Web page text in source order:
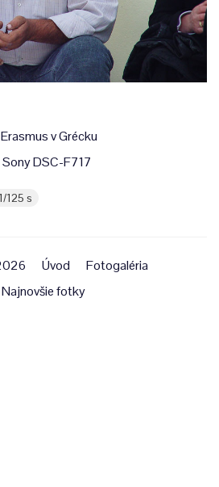
Erasmus v Grécku
Sony DSC-F717
1/125 s
Úvod
Fotogaléria
Najnovšie fotky